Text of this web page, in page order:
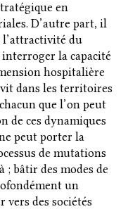
en
D’autre part, il
l’attractivité du
la capacité
hospitalière
dans les territoires
que l’on peut
de ces dynamiques
peut porter la
de mutations
; bâtir des modes de
un
des sociétés